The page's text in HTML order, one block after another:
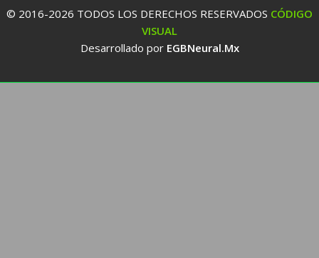
© 2016-2026 TODOS LOS DERECHOS RESERVADOS CÓDIGO
VISUAL
Desarrollado por EGBNeural.Mx